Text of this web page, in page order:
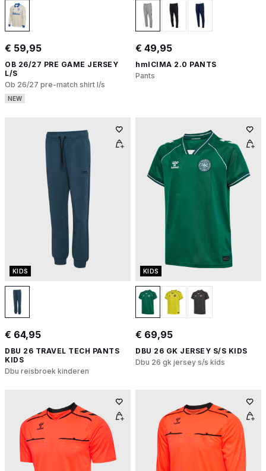
€ 59,95
OB 26/27 PRE GAME JERSEY
L/S
Ob 26/27 pre-match shirt l/s
NEW
€ 49,95
hmlCIMA 2.0 PANTS
Pants
KIDS
€ 64,95
DBU 26 TRAVEL TECH PANTS
KIDS
Dbu reisbroek kinderen
KIDS
€ 69,95
DBU 26 GK JERSEY S/S KIDS
Dbu 26 gk jersey s/s kids